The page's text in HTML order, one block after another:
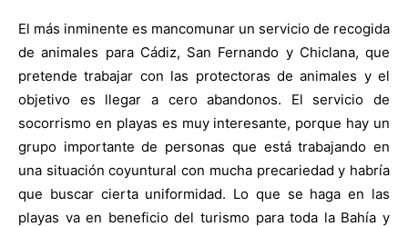
El más inminente es mancomunar un servicio de recogida
de animales para Cádiz, San Fernando y Chiclana, que
pretende trabajar con las protectoras de animales y el
objetivo es llegar a cero abandonos. El servicio de
socorrismo en playas es muy interesante, porque hay un
grupo importante de personas que está trabajando en
una situación coyuntural con mucha precariedad y habría
que buscar cierta uniformidad. Lo que se haga en las
playas va en beneficio del turismo para toda la Bahía y